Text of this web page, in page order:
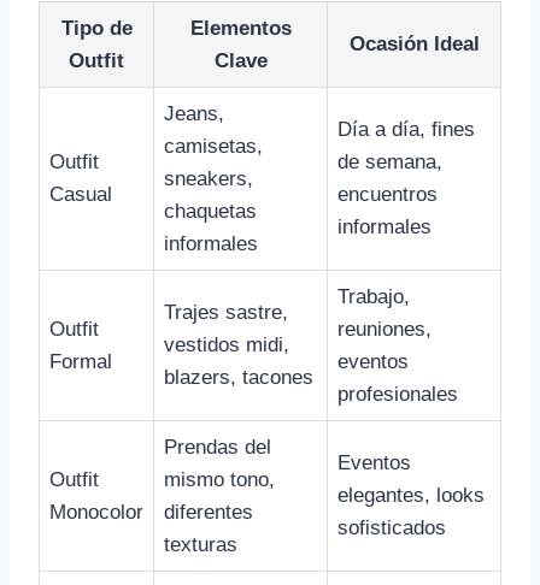
Tipo de
Outfit
Elementos
Clave
Ocasión Ideal
Outfit
Casual
Jeans,
camisetas,
sneakers,
chaquetas
informales
Día a día, fines
de semana,
encuentros
informales
Outfit
Formal
Trajes sastre,
vestidos midi,
blazers, tacones
Trabajo,
reuniones,
eventos
profesionales
Outfit
Monocolor
Prendas del
mismo tono,
diferentes
texturas
Eventos
elegantes, looks
sofisticados